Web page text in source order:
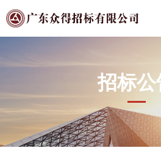
首页
众得
招标
新闻
招标